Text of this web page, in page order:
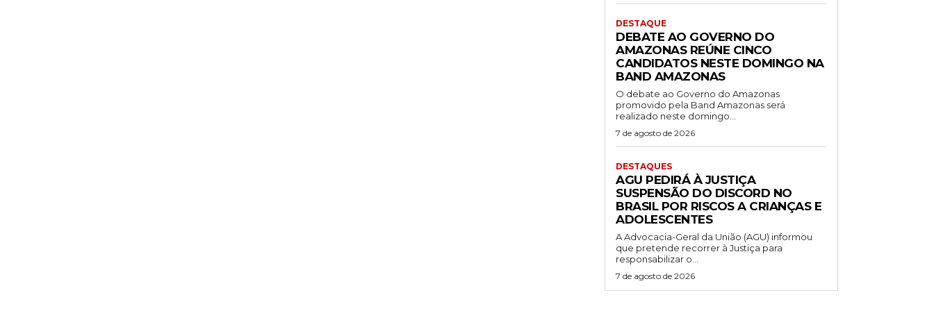
DESTAQUE
DEBATE AO GOVERNO DO
AMAZONAS REÚNE CINCO
CANDIDATOS NESTE DOMINGO NA
BAND AMAZONAS
O debate ao Governo do Amazonas
promovido pela Band Amazonas será
realizado neste domingo...
7 de agosto de 2026
DESTAQUES
AGU PEDIRÁ À JUSTIÇA
SUSPENSÃO DO DISCORD NO
BRASIL POR RISCOS A CRIANÇAS E
ADOLESCENTES
A Advocacia-Geral da União (AGU) informou
que pretende recorrer à Justiça para
responsabilizar o...
7 de agosto de 2026